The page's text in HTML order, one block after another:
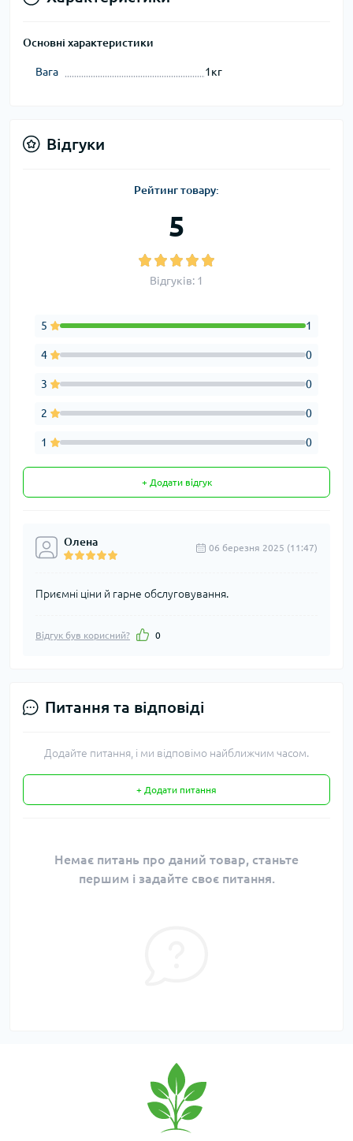
Основні характеристики
Вага 1кг
Відгуки
Рейтинг товару:
5
Відгуків: 1
5 1
4 0
3 0
2 0
1 0
+ Додати відгук
Олена 06 березня 2025 (11:47)
Приємні ціни й гарне обслуговування.
Відгук був корисний? 0
Питання та відповіді
Додайте питання, і ми відповімо найближчим часом.
+ Додати питання
Немає питань про даний товар, станьте
першим і задайте своє питання.